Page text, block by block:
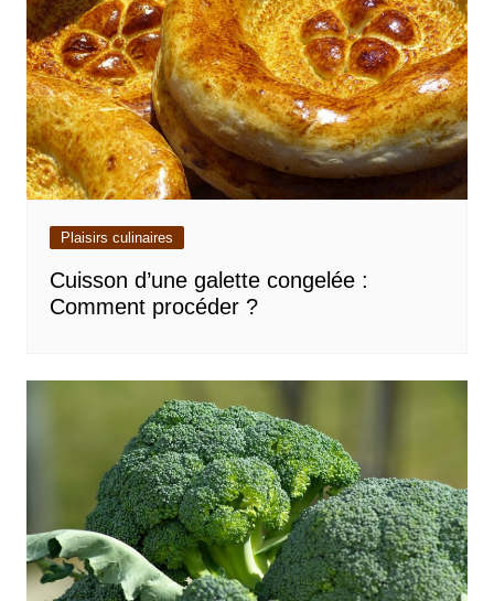
Plaisirs culinaires
Cuisson d’une galette congelée :
Comment procéder ?